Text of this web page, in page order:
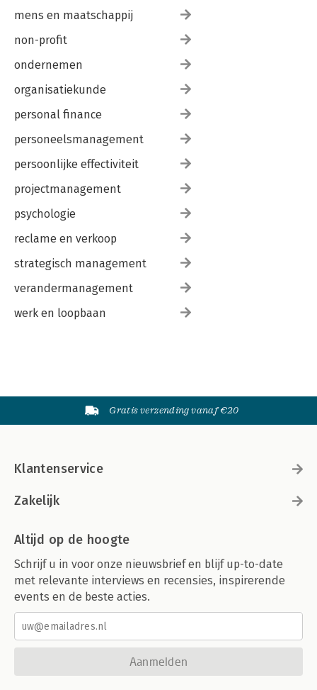
mens en maatschappij
non-profit
ondernemen
organisatiekunde
personal finance
personeelsmanagement
persoonlijke effectiviteit
projectmanagement
psychologie
reclame en verkoop
strategisch management
verandermanagement
werk en loopbaan
Gratis verzending vanaf €20
Klantenservice
Zakelijk
Altijd op de hoogte
Schrijf u in voor onze nieuwsbrief en blijf up-to-date
met relevante interviews en recensies, inspirerende
events en de beste acties.
Aanmelden